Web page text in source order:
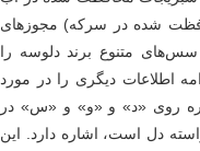
شده در سرکه) مجوزهای
متنوع برند دلوسه را
اطلاعات دیگری را در مورد
روی «د» و «و» و «س» در
دل است، اشاره دارد. این